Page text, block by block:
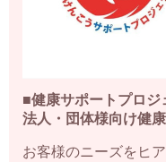
■健康サポートプロジ
法人・団体様向け健
お客様のニーズをヒア